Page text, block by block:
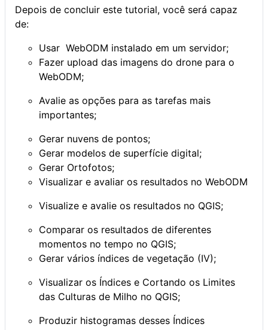
Depois de concluir este tutorial, você será capaz
de:
Usar WebODM instalado em um servidor;
Fazer upload das imagens do drone para o
WebODM;
Avalie as opções para as tarefas mais
importantes;
Gerar nuvens de pontos;
Gerar modelos de superfície digital;
Gerar Ortofotos;
Visualizar e avaliar os resultados no WebODM
Visualize e avalie os resultados no QGIS;
Comparar os resultados de diferentes
momentos no tempo no QGIS;
Gerar vários índices de vegetação (IV);
Visualizar os Índices e Cortando os Limites
das Culturas de Milho no QGIS;
Produzir histogramas desses Índices